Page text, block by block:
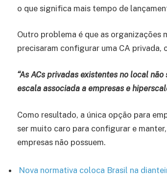
o que significa mais tempo de
Outro problema é que as organizações
precisaram configurar uma CA privada,
“As ACs privadas existentes no local
escala associada a empresas e
Como resultado, a única opção para
ser muito caro para configurar e
empresas não possuem.
Nova normativa coloca Brasil na